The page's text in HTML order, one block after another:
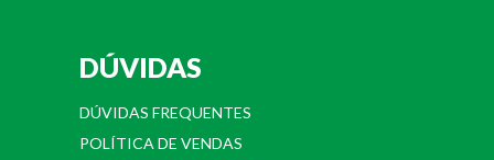
DÚVIDAS
DÚVIDAS FREQUENTES
POLÍTICA DE VENDAS